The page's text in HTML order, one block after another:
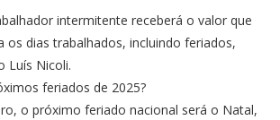
intermitente receberá o valor que
os dias trabalhados, incluindo feriados,
Luís Nicoli.
feriados de 2025?
o próximo feriado nacional será o Natal,